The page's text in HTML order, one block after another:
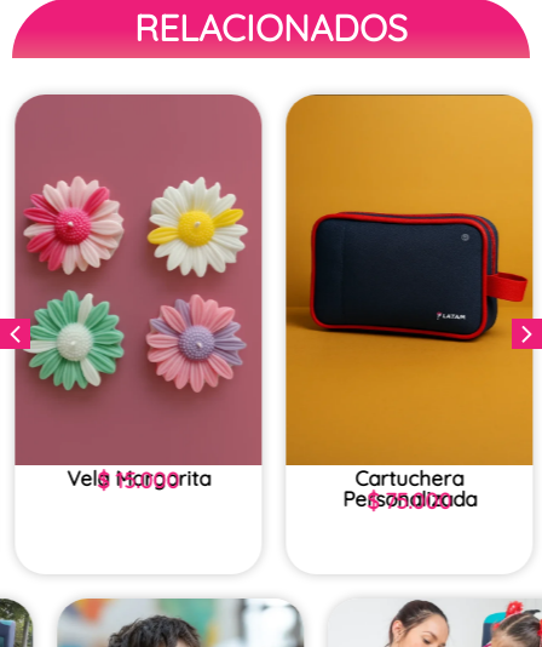
RELACIONADOS
Vela Margarita
$15.000
Cartuchera
Personalizada
$75.000